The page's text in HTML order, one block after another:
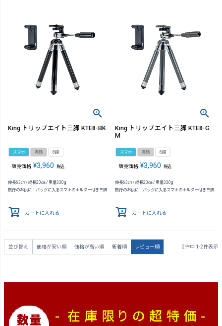
King トリップエイト三脚 KTE8-BK
スマホ 真鍮 8段
販売価格 ¥3,960 税込
伸長63㎝ / 縮長20㎝ / 重量330g
旅行のお供に！バッグに入るスマホのホルダー付き三脚
カートに入れる
King トリップエイト三脚 KTE8-G
M
スマホ 真鍮 8段
販売価格 ¥3,960 税込
伸長63㎝ / 縮長20㎝ / 重量330g
旅行のお供に！バッグに入るスマホのホルダー付き三脚
カートに入れる
並び替え 価格が安い順 価格が高い順 新着順 レビュー順 2件中 1 -2件表示